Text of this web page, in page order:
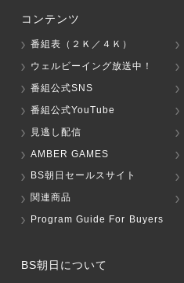
コンテンツ
番組表（２Ｋ／４Ｋ）
ウェルビーイング放送中！
番組公式SNS
番組公式YouTube
見逃し配信
AMBER GAMES
BS朝日セールスサイト
関連商品
Program Guide For Buyers
BS朝日について